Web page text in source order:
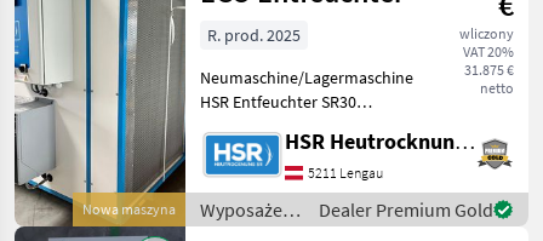
Nowa maszyna
wliczony
VAT 20%
31.875 €
netto
R. prod. 2025
Neumaschine/Lagermaschine
HSR Entfeuchter SR30
2, 54x1, 20x1, 67 (LxBxH)
Anschlussleistung: max. 13
kW/24A Gewicht: 530 kg
Produkt Highlig
HSR Heutrocknung SR GmbH
5211 Lengau
Wyposażenia
stajne i
Dealer Premium Gold